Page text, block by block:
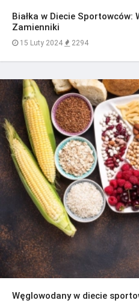
Białka w Diecie
Zamienniki
15 Luty 2024 2294
Węglowodany w diecie